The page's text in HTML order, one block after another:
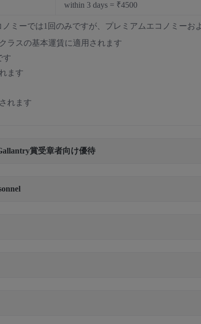
within 3 days = ₹4500
ミーでは1回のみですが、プレミアムエコノミーお
ラスの基本運賃に適用されます
す
ます
れます
賞受章者向け優待